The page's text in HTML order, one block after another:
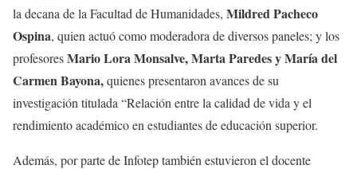
la decana de la Facultad de Humanidades, Mildred Pacheco
Ospina, quien actuó como moderadora de diversos paneles; y los
profesoresMario Lora Monsalve, Marta Paredes y María del
Carmen Bayona,quienes presentaron avances de su
investigación titulada “Relación entre la calidad de vida y el
rendimiento académico en estudiantes de educación superior.
Además, por parte de Infotep también estuvieron el docente